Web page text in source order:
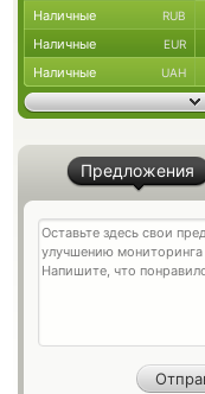
Наличные RUB
Наличные EUR
Наличные UAH
Предложения